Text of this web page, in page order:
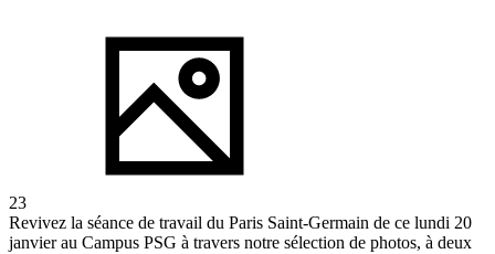
23
Revivez la séance de travail du Paris Saint-Germain de ce lundi 20
janvier au Campus PSG à travers notre sélection de photos, à deux